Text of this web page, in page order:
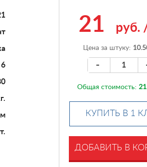
6
21 руб.
Цена за штуку:
-
Общая стоимость:
КУПИТЬ В 1
ДОБАВИТЬ В